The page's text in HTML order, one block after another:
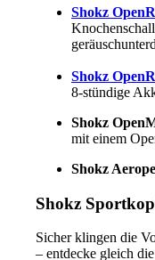
Shokz
Shokz
8-stündige
Shokz
mit einem
Shokz
Shokz
Sicher klingen die
– entdecke gleich